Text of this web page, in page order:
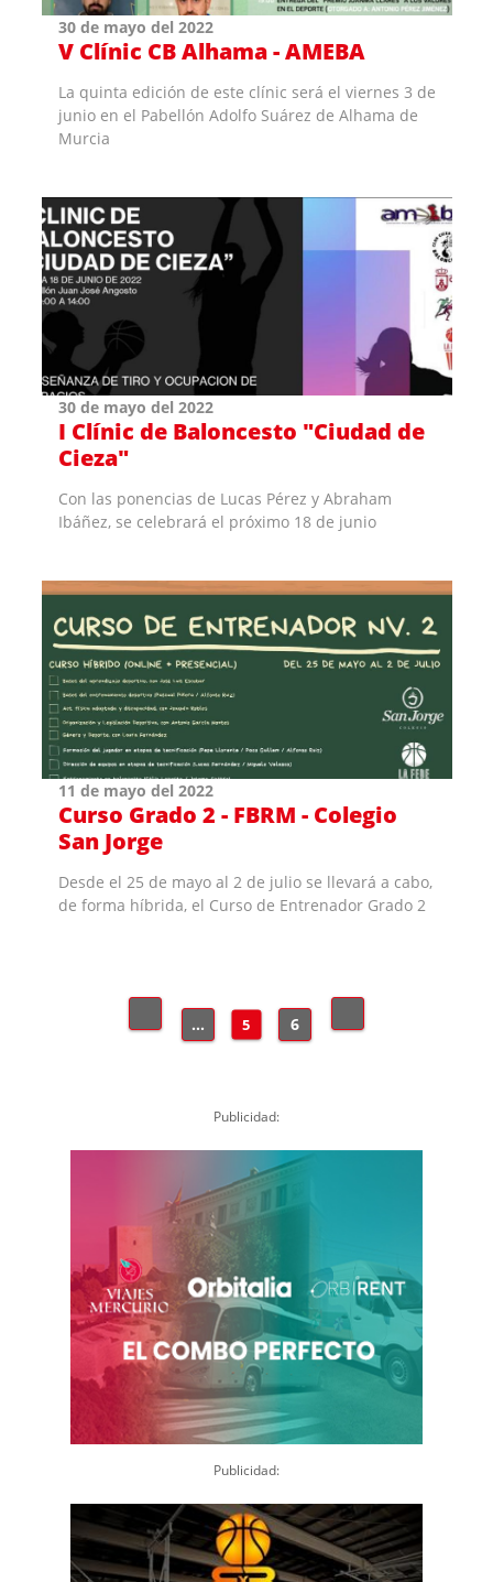
30 de mayo del 2022
V Clínic CB Alhama - AMEBA
La quinta edición de este clínic será el viernes 3 de
junio en el Pabellón Adolfo Suárez de Alhama de
Murcia
30 de mayo del 2022
I Clínic de Baloncesto "Ciudad de
Cieza"
Con las ponencias de Lucas Pérez y Abraham
Ibáñez, se celebrará el próximo 18 de junio
11 de mayo del 2022
Curso Grado 2 - FBRM - Colegio
San Jorge
Desde el 25 de mayo al 2 de julio se llevará a cabo,
de forma híbrida, el Curso de Entrenador Grado 2
... 5 6
Publicidad:
Publicidad: